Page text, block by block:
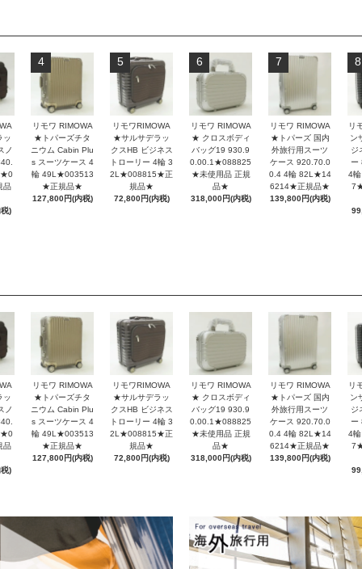
ッ
ノ
品
)
4
リモワ RIMOWA
★トパーズチタ
ニウム Cabin Plu
s スーツケース 4
輪 49L★003513
★正規品★
127,800円(内税)
5
リモワRIMOWA
★サルサデラッ
クスHB ビジネス
トローリー 4輪 3
2L★008815★正
規品★
72,800円(内税)
6
リモワ RIMOWA
★ クロスボディ
バッグ19 930.9
0.00.1★088825
★未使用品 正規
品★
318,000円(内税)
7
リモワ RIMOWA
★トパーズ 国内
外旅行用スーツ
ケース 920.70.0
0.4 4輪 82L★14
6214★正規品★
139,800円(内税)
8
リ
ン
ジ
ー
4
ッ
ノ
品
)
リモワ RIMOWA
★トパーズチタ
ニウム Cabin Plu
s スーツケース 4
輪 49L★003513
★正規品★
127,800円(内税)
リモワRIMOWA
★サルサデラッ
クスHB ビジネス
トローリー 4輪 3
2L★008815★正
規品★
72,800円(内税)
リモワ RIMOWA
★ クロスボディ
バッグ19 930.9
0.00.1★088825
★未使用品 正規
品★
318,000円(内税)
リモワ RIMOWA
★トパーズ 国内
外旅行用スーツ
ケース 920.70.0
0.4 4輪 82L★14
6214★正規品★
139,800円(内税)
リ
ン
ジ
ー
4